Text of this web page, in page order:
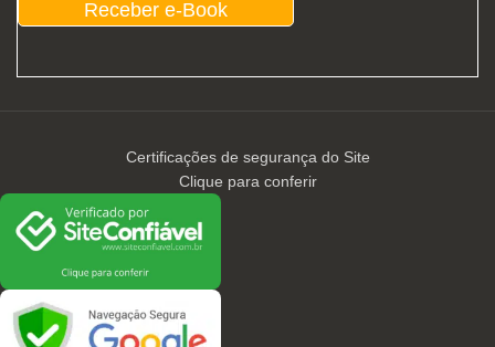
Receber e-Book
Certificações de segurança do Site
Clique para conferir